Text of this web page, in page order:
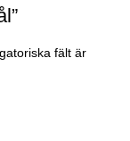
fält är